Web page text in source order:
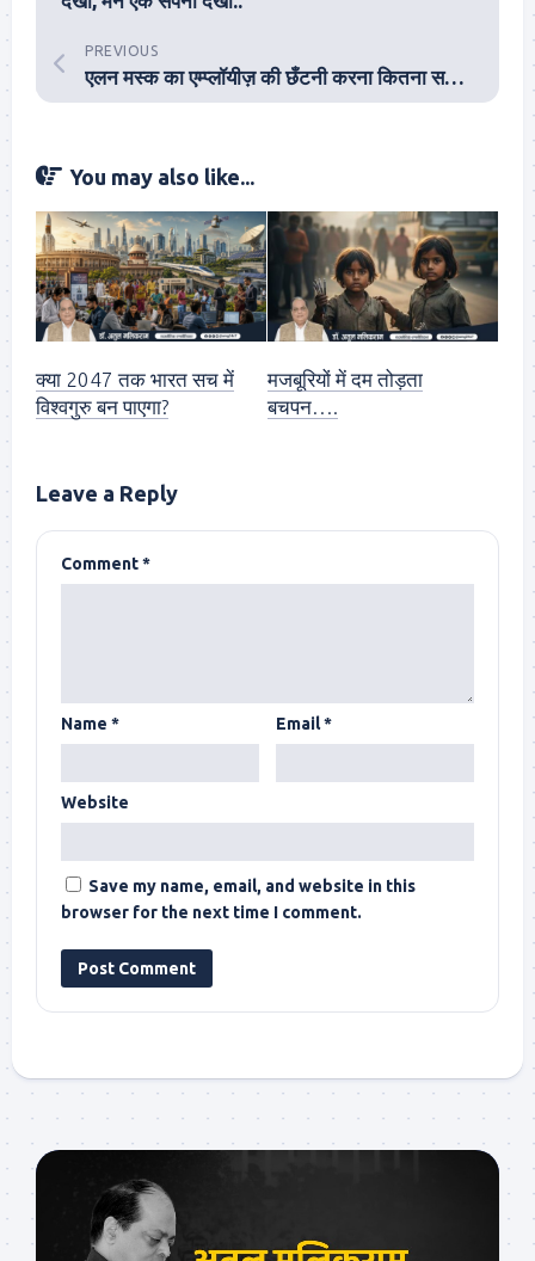
PREVIOUS
एलन मस्क का एम्प्लॉयीज़ की छँटनी करना कितना सही और कितना गलत?
You may also like...
क्या 2047 तक भारत सच में
विश्वगुरु बन पाएगा?
मजबूरियों में दम तोड़ता
बचपन….
Leave a Reply
Comment*
Name * Email*
Website
Save my name, email, and website in this
browser for the next time I comment.